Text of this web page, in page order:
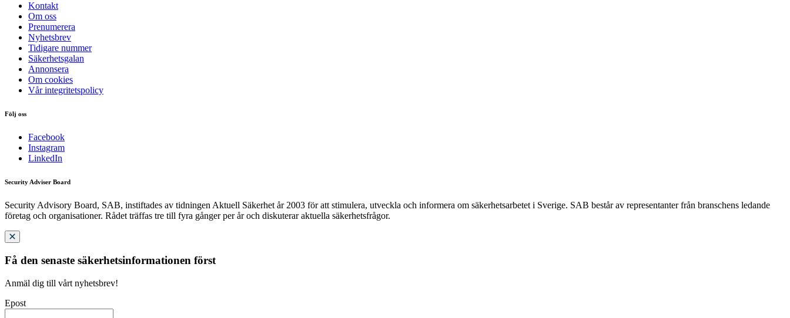
Kontakt
Om oss
Prenumerera
Nyhetsbrev
Tidigare nummer
Säkerhetsgalan
Annonsera
Om cookies
Vår integritetspolicy
Följ oss
Facebook
Instagram
LinkedIn
Security Adviser Board
Security Advisory Board, SAB, instiftades av tidningen Aktuell Säkerhet år 2003 för att stimulera, utveckla och informera om säkerhetsarbetet i Sverige. SAB består av representanter från branschens ledande
företag och organisationer. Rådet träffas tre till fyra gånger per år och diskuterar aktuella säkerhetsfrågor.
Få den senaste säkerhetsinformationen först
Anmäl dig till vårt nyhetsbrev!
Epost